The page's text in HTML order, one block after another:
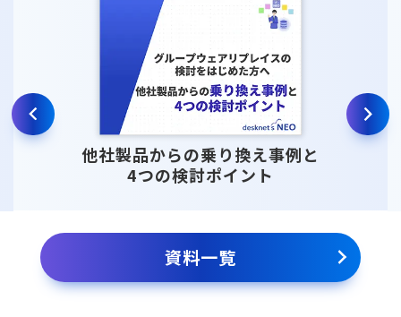
他社製品からの乗り換え事例と
4つの検討ポイント
資料一覧